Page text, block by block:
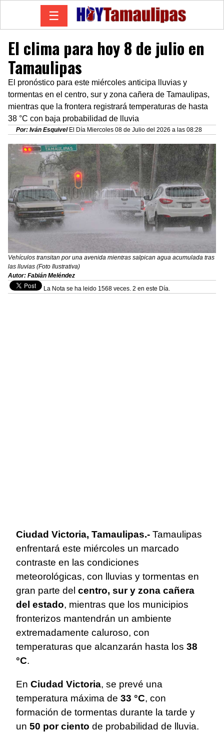
☰
El clima para hoy 8 de julio en
Tamaulipas
El pronóstico para este miércoles anticipa lluvias y
tormentas en el centro, sur y zona cañera de Tamaulipas,
mientras que la frontera registrará temperaturas de hasta
38 °C con baja probabilidad de lluvia
Por: Iván EsquivelEl Día Miercoles 08 de Julio del 2026 a las 08:28
Vehículos transitan por una avenida mientras salpican agua acumulada tras
las lluvias (Foto Ilustrativa)
Autor: Fabián Meléndez
La Nota se ha leido 1568 veces. 2 en este Día.
Ciudad Victoria, Tamaulipas.- Tamaulipas
enfrentará este miércoles un marcado
contraste en las condiciones
meteorológicas, con lluvias y tormentas en
gran parte del centro, sur y zona cañera
del estado, mientras que los municipios
fronterizos mantendrán un ambiente
extremadamente caluroso, con
temperaturas que alcanzarán hasta los 38
°C.
En Ciudad Victoria, se prevé una
temperatura máxima de 33 °C, con
formación de tormentas durante la tarde y
un 50 por ciento de probabilidad de lluvia.